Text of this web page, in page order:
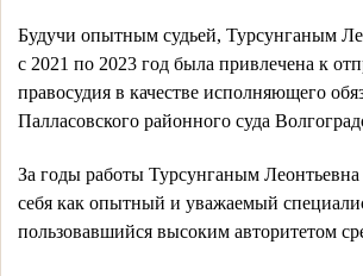
Будучи опытным судьей, Турсунганым
с 2021 по 2023 год была привлечена к
правосудия в качестве исполняющего
Палласовского районного суда
За годы работы Турсунганым Леонтьевна
себя как опытный и уважаемый
пользовавшийся высоким авторитетом